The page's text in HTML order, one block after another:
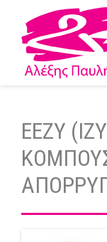
EEZY